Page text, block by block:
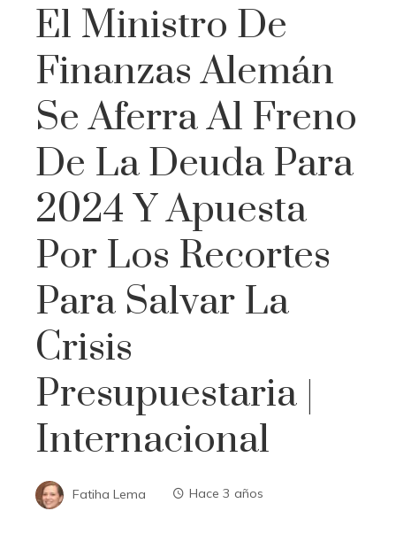
El Ministro De
Finanzas Alemán
Se Aferra Al Freno
De La Deuda Para
2024 Y Apuesta
Por Los Recortes
Para Salvar La
Crisis
Presupuestaria |
Internacional
Fatiha Lema Hace 3 años